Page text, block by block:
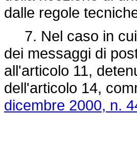
dalle regole
7. Nel caso in cui
dei messaggi di
all'articolo 11,
dell'articolo 14,
dicembre 2000, n.